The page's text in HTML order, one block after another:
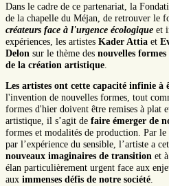
Dans le cadre de ce partenariat, la
de la chapelle du Méjan, de retrouver le
créateurs face à l'urgence écologique et
expériences, les artistes Kader Attia et
Delon sur le thème des nouvelles
de la création artistique
Les artistes ont cette capacité infinie à
l'invention de nouvelles formes, tout
formes d'hier doivent être remises à plat
artistique, il s’agit de faire émerger de
formes et modalités de production. Par
par l’expérience du sensible, l’artiste a
nouveaux imaginaires de transition et
élan particulièrement urgent face aux
aux immenses défis de notre société.